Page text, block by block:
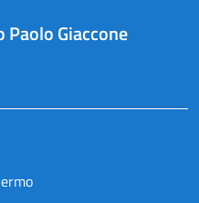
Paolo Giaccone